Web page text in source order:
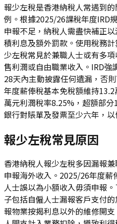
報少左稅是香港納稅人常遇到
例。根據2025/26課稅年度IRD
申報不足，納稅人需盡快補正
積利息及額外罰款。使用稅務
少左稅常見於兼職人士或有多
售利潤或自由職業收入。IRD強
28天內主動披露任何遺漏，否
年度薪俸稅基本免稅額維持
萬元利潤稅率8.25%，超額部
銀行對賬單及發票至少六年，以
報少左稅常見原因
香港納稅人報少左稅多因漏報
申報海外收入。2025/26年度
人士誤以為小額收入毋須申報
子包括自僱人士漏報客戶支付
報物業按揭利息以外的維修開